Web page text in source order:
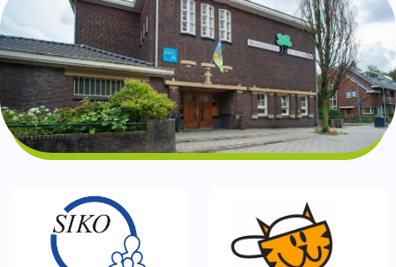
Gezonde school
Kinderopvang
BSO
Routebeschrijving
Privacy